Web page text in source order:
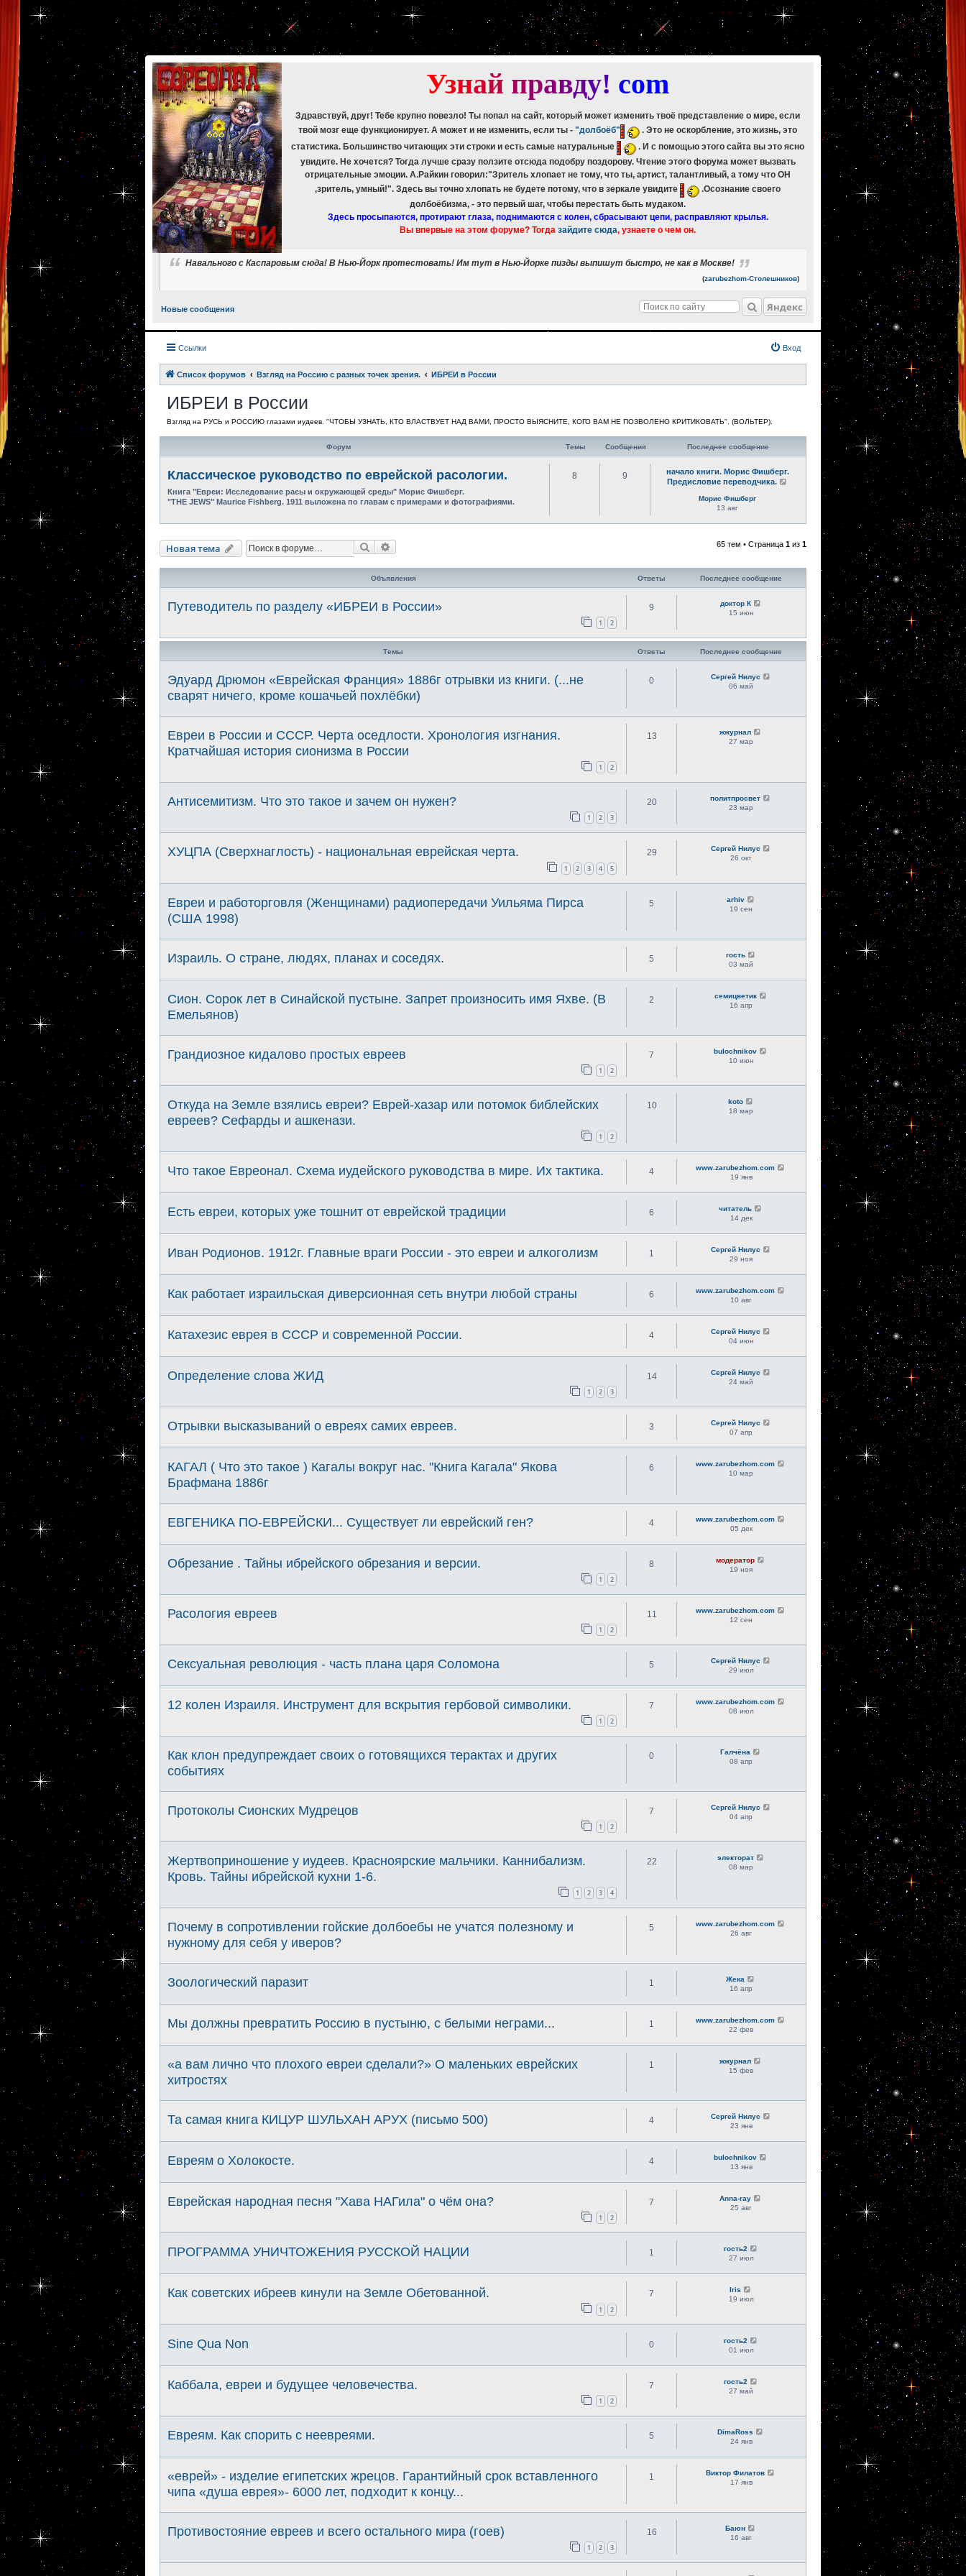
[phpBB Debug] PHP Warning : in file [ROOT]/phpbb/db/driver/mysqli.php
mysqli_fetch_assoc(): Couldn't fetch mysqli_result
[phpBB Debug] PHP Warning
[ROOT]/phpbb/db/driver/mysqli.php
mysqli_free_result(): Couldn't fetch mysqli_result
[phpBB Debug] PHP Warning
: in file [ROOT]/phpbb/db/driver/mysqli.php 265 :mysqli_fetch_assoc(): Couldn't fetch mysqli_result
[phpBB Debug] PHP Warning
: in file [ROOT]/phpbb/db/driver/mysqli.php on line 329 :mysqli_free_result(): Couldn't fetch mysqli_result
[phpBB Debug] PHP Warning
[ROOT]/phpbb/db/driver/mysqli.php on line 265 : mysqli_fetch_assoc(): Couldn't fetch mysqli_result
[phpBB Debug] PHP Warning
[ROOT]/phpbb/db/driver/mysqli.php on line mysqli_free_result(): Couldn't fetch mysqli_result
Узнай правду! com
Здравствуй, друг! Тебе крупно повезло! Ты попал на сайт, который может изменить твоё представление о мире, если
твой мозг еще функционирует. А может и не изменить, если ты - "долбоёб"
. Это не оскорбление, это жизнь, это
статистика. Большинство читающих эти строки и есть самые натуральные
. И с помощью этого сайта вы это ясно
увидите. Не хочется? Тогда лучше сразу ползите отсюда подобру поздорову. Чтение этого форума может вызвать
отрицательные эмоции. А.Райкин говорил:"Зритель хлопает не тому, что ты, артист, талантливый, а тому что ОН
,зритель, умный!". Здесь вы точно хлопать не будете потому, что в зеркале увидите
.Осознание своего
долбоёбизма, - это первый шаг, чтобы перестать быть мудаком.
Здесь просыпаются, протирают глаза, поднимаются с колен, сбрасывают цепи, расправляют крылья.
Вы впервые на этом форуме? Тогда зайдите сюда, узнаете о чем он.
Навального с Каспаровым сюда! В Нью-Йорк протестовать! Им тут в Нью-Йорке пизды выпишут быстро, не как в Москве!
(zarubezhom-Столешников)
Новые сообщения Яндекс
Ссылки Вход
Список форумов Взгляд на Россию с разных точек зрения. ИБРЕИ в России
ИБРЕИ в России
Взгляд на РУСЬ и РОССИЮ глазами иудеев. "ЧТОБЫ УЗНАТЬ, КТО ВЛАСТВУЕТ НАД ВАМИ, ПРОСТО ВЫЯСНИТЕ, КОГО ВАМ НЕ ПОЗВОЛЕНО КРИТИКОВАТЬ". (ВОЛЬТЕР).
Форум Темы Сообщения Последнее сообщение
Классическое руководство по еврейской расологии.
Книга "Евреи: Исследование расы и окружающей среды" Морис Фишберг.
"THE JEWS" Maurice Fishberg. 1911 выложена по главам с примерами и фотографиями.
8 9
начало книги. Морис Фишберг.
Предисловие переводчика.
Морис Фишберг
13 авг
Новая тема Поиск 65 тем • Страница 1 из 1
Объявления Ответы Последнее сообщение
Путеводитель по разделу «ИБРЕИ в России»
1 2
9
доктор К
15 июн
Темы Ответы Последнее сообщение
Эдуард Дрюмон «Еврейская Франция» 1886г отрывки из книги. (...не
сварят ничего, кроме кошачьей похлёбки)
0
Сергей Нилус
06 май
Евреи в России и СССР. Черта оседлости. Хронология изгнания.
Кратчайшая история сионизма в России
1 2
13
жжурнал
27 мар
Антисемитизм. Что это такое и зачем он нужен?
1 2 3
20
политпросвет
23 мар
ХУЦПА (Сверхнаглость) - национальная еврейская черта.
1 2 3 4 5
29
Сергей Нилус
26 окт
Евреи и работорговля (Женщинами) радиопередачи Уильяма Пирса
(США 1998)
5
arhiv
19 сен
Израиль. О стране, людях, планах и соседях. 5
гость
03 май
Сион. Сорок лет в Синайской пустыне. Запрет произносить имя Яхве. (В
Емельянов)
2
семицветик
16 апр
Грандиозное кидалово простых евреев
1 2
7
bulochnikov
10 июн
Откуда на Земле взялись евреи? Еврей-хазар или потомок библейских
евреев? Сефарды и ашкенази.
1 2
10
koto
18 мар
Что такое Евреонал. Схема иудейского руководства в мире. Их тактика. 4
www.zarubezhom.com
19 янв
Есть евреи, которых уже тошнит от еврейской традиции 6
читатель
14 дек
Иван Родионов. 1912г. Главные враги России - это евреи и алкоголизм 1
Сергей Нилус
29 ноя
Как работает израильская диверсионная сеть внутри любой страны 6
www.zarubezhom.com
10 авг
Катахезис еврея в СССР и современной России. 4
Сергей Нилус
04 июн
Определение слова ЖИД
1 2 3
14
Сергей Нилус
24 май
Отрывки высказываний о евреях самих евреев. 3
Сергей Нилус
07 апр
КАГАЛ ( Что это такое ) Кагалы вокруг нас. "Книга Кагала" Якова
Брафмана 1886г
6
www.zarubezhom.com
10 мар
ЕВГЕНИКА ПО-ЕВРЕЙСКИ... Существует ли еврейский ген? 4
www.zarubezhom.com
05 дек
Обрезание . Тайны ибрейского обрезания и версии.
1 2
8
модератор
19 ноя
Расология евреев
1 2
11
www.zarubezhom.com
12 сен
Сексуальная революция - часть плана царя Соломона 5
Сергей Нилус
29 июл
12 колен Израиля. Инструмент для вскрытия гербовой символики.
1 2
7
www.zarubezhom.com
08 июл
Как клон предупреждает своих о готовящихся терактах и других
событиях
0
Галчёна
08 апр
Протоколы Сионских Мудрецов
1 2
7
Сергей Нилус
04 апр
Жертвоприношение у иудеев. Красноярские мальчики. Каннибализм.
Кровь. Тайны ибрейской кухни 1-6.
1 2 3 4
22
электорат
08 мар
Почему в сопротивлении гойские долбоебы не учатся полезному и
нужному для себя у иверов?
5
www.zarubezhom.com
26 авг
Зоологический паразит 1
Жека
16 апр
Мы должны превратить Россию в пустыню, с белыми неграми... 1
www.zarubezhom.com
22 фев
«а вам лично что плохого евреи сделали?» О маленьких еврейских
хитростях
1
жжурнал
15 фев
Та самая книга КИЦУР ШУЛЬХАН АРУХ (письмо 500) 4
Сергей Нилус
23 янв
Евреям о Холокосте. 4
bulochnikov
13 янв
Еврейская народная песня "Хава НАГила" о чём она?
1 2
7
Anna-ray
25 авг
ПРОГРАММА УНИЧТОЖЕНИЯ РУССКОЙ НАЦИИ 1
гость2
27 июл
Как советских ибреев кинули на Земле Обетованной.
1 2
7
Iris
19 июл
Sine Qua Non 0
гость2
01 июл
Каббала, евреи и будущее человечества.
1 2
7
гость2
27 май
Евреям. Как спорить с неевреями. 5
DimaRoss
24 янв
«еврей» - изделие египетских жрецов. Гарантийный срок вставленного
чипа «душа еврея»- 6000 лет, подходит к концу...
1
Виктор Филатов
17 янв
Противостояние евреев и всего остального мира (гоев)
1 2 3
16
Баюн
16 авг